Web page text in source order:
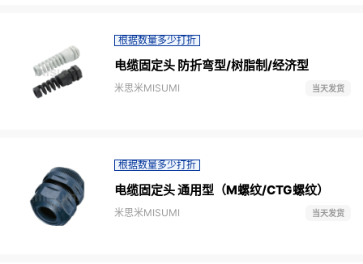
根据数量多少打折
电缆固定头 防折弯型/树脂制/经济型
米思米MISUMI 当天发货
根据数量多少打折
电缆固定头 通用型（M螺纹/CTG螺纹）
米思米MISUMI 当天发货